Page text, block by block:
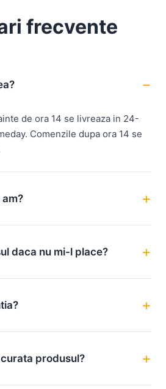
frecvente
de ora 14 se livreaza in 24-
Comenzile dupa ora 14 se
daca nu mi-l place?
produsul?